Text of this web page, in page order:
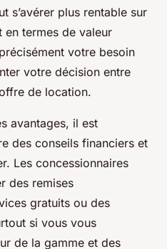
s’avérer plus rentable sur
en termes de valeur
votre besoin
votre décision entre
de location.
avantages, il est
des conseils financiers et
Les concessionnaires
des remises
gratuits ou des
si vous vous
de la gamme et des